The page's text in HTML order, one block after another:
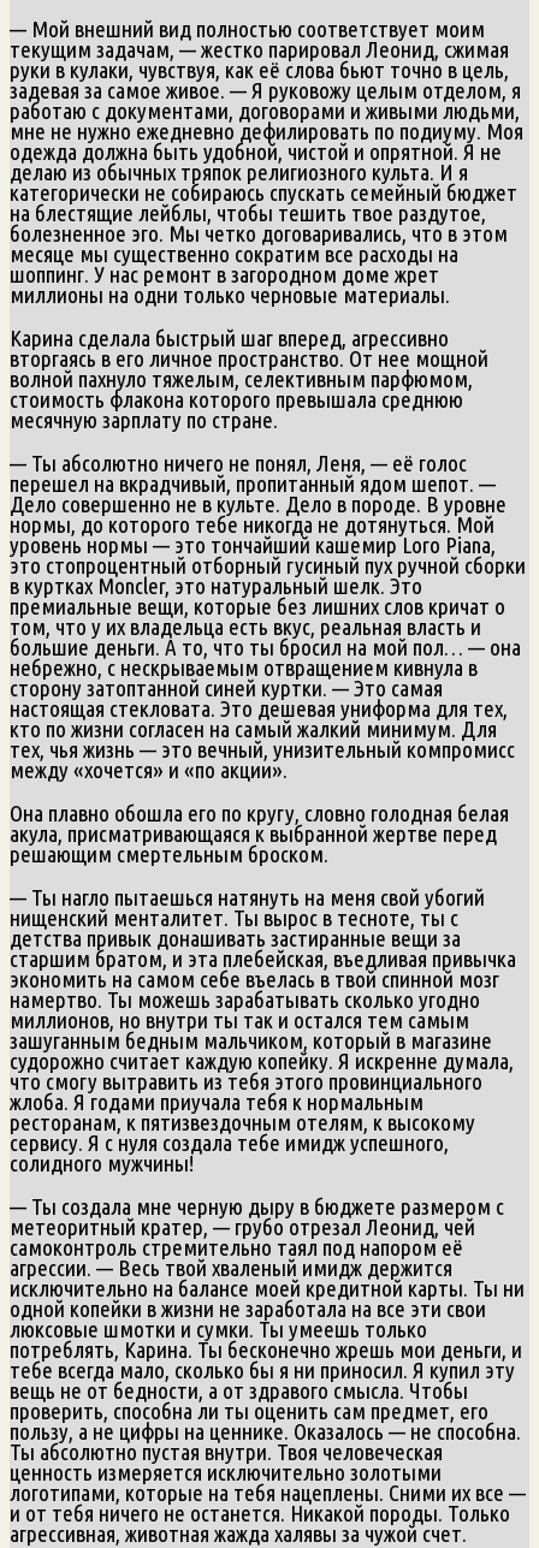
— Мой внешний вид полностью соответствует моим
текущим задачам, — жестко парировал Леонид, сжимая
руки в кулаки, чувствуя, как её слова бьют точно в цель,
задевая за самое живое. — Я руковожу целым отделом, я
работаю с документами, договорами и живыми людьми,
мне не нужно ежедневно дефилировать по подиуму. Моя
одежда должна быть удобной, чистой и опрятной. Я не
делаю из обычных тряпок религиозного культа. И я
категорически не собираюсь спускать семейный бюджет
на блестящие лейблы, чтобы тешить твое раздутое,
болезненное эго. Мы четко договаривались, что в этом
месяце мы существенно сократим все расходы на
шоппинг. У нас ремонт в загородном доме жрет
миллионы на одни только черновые материалы.
Карина сделала быстрый шаг вперед, агрессивно
вторгаясь в его личное пространство. От нее мощной
волной пахнуло тяжелым, селективным парфюмом,
стоимость флакона которого превышала среднюю
месячную зарплату по стране.
— Ты абсолютно ничего не понял, Леня, — её голос
перешел на вкрадчивый, пропитанный ядом шепот. —
Дело совершенно не в культе. Дело в породе. В уровне
нормы, до которого тебе никогда не дотянуться. Мой
уровень нормы — это тончайший кашемир Loro Piana,
это стопроцентный отборный гусиный пух ручной сборки
в куртках Moncler, это натуральный шелк. Это
премиальные вещи, которые без лишних слов кричат о
том, что у их владельца есть вкус, реальная власть и
большие деньги. А то, что ты бросил на мой пол… — она
небрежно, с нескрываемым отвращением кивнула в
сторону затоптанной синей куртки. — Это самая
настоящая стекловата. Это дешевая униформа для тех,
кто по жизни согласен на самый жалкий минимум. Для
тех, чья жизнь — это вечный, унизительный компромисс
между «хочется» и «по акции».
Она плавно обошла его по кругу, словно голодная белая
акула, присматривающаяся к выбранной жертве перед
решающим смертельным броском.
— Ты нагло пытаешься натянуть на меня свой убогий
нищенский менталитет. Ты вырос в тесноте, ты с
детства привык донашивать застиранные вещи за
старшим братом, и эта плебейская, въедливая привычка
экономить на самом себе въелась в твой спинной мозг
намертво. Ты можешь зарабатывать сколько угодно
миллионов, но внутри ты так и остался тем самым
зашуганным бедным мальчиком, который в магазине
судорожно считает каждую копейку. Я искренне думала,
что смогу вытравить из тебя этого провинциального
жлоба. Я годами приучала тебя к нормальным
ресторанам, к пятизвездочным отелям, к высокому
сервису. Я с нуля создала тебе имидж успешного,
солидного мужчины!
— Ты создала мне черную дыру в бюджете размером с
метеоритный кратер, — грубо отрезал Леонид, чей
самоконтроль стремительно таял под напором её
агрессии. — Весь твой хваленый имидж держится
исключительно на балансе моей кредитной карты. Ты ни
одной копейки в жизни не заработала на все эти свои
люксовые шмотки и сумки. Ты умеешь только
потреблять, Карина. Ты бесконечно жрешь мои деньги, и
тебе всегда мало, сколько бы я ни приносил. Я купил эту
вещь не от бедности, а от здравого смысла. Чтобы
проверить, способна ли ты оценить сам предмет, его
пользу, а не цифры на ценнике. Оказалось — не способна.
Ты абсолютно пустая внутри. Твоя человеческая
ценность измеряется исключительно золотыми
логотипами, которые на тебя нацеплены. Сними их все —
и от тебя ничего не останется. Никакой породы. Только
агрессивная, животная жажда халявы за чужой счет.